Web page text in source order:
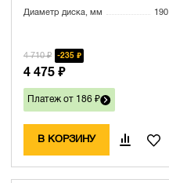
Диаметр диска, мм 190
4 710 ₽ 235 ₽
4 475 ₽
Платеж от 186 ₽
В КОРЗИНУ